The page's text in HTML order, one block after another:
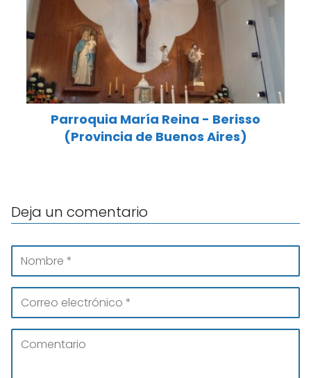
Parroquia María Reina - Berisso
(Provincia de Buenos Aires)
Deja un comentario